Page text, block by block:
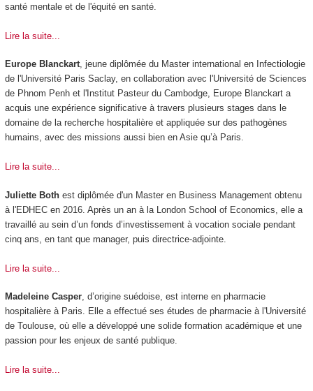
santé mentale et de l'équité en santé.
Lire la suite...
Europe Blanckart, jeune diplômée du Master international en Infectiologie
de l'Université Paris Saclay, en collaboration avec l'Université de Sciences
de Phnom Penh et l'Institut Pasteur du Cambodge, Europe Blanckart a
acquis une expérience significative à travers plusieurs stages dans le
domaine de la recherche hospitalière et appliquée sur des pathogènes
humains, avec des missions aussi bien en Asie qu’à Paris.
Lire la suite...
Juliette Bothest diplômée d'un Master en Business Management obtenu
à l'EDHEC en 2016. Après un an à la London School of Economics, elle a
travaillé au sein d’un fonds d’investissement à vocation sociale pendant
cinq ans, en tant que manager, puis directrice-adjointe.
Lire la suite...
Madeleine Casper, d’origine suédoise, est interne en pharmacie
hospitalière à Paris. Elle a effectué ses études de pharmacie à l'Université
de Toulouse, où elle a développé une solide formation académique et une
passion pour les enjeux de santé publique.
Lire la suite...